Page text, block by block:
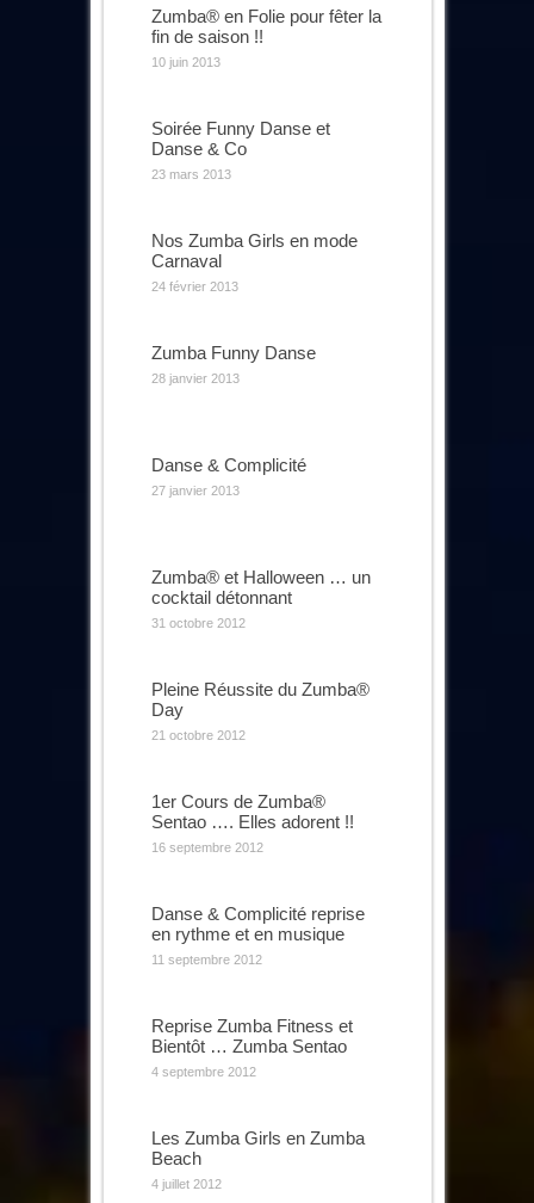
Zumba® en Folie pour fêter la
fin de saison !!
10 juin 2013
Soirée Funny Danse et
Danse & Co
23 mars 2013
Nos Zumba Girls en mode
Carnaval
24 février 2013
Zumba Funny Danse
28 janvier 2013
Danse & Complicité
27 janvier 2013
Zumba® et Halloween … un
cocktail détonnant
31 octobre 2012
Pleine Réussite du Zumba®
Day
21 octobre 2012
1er Cours de Zumba®
Sentao …. Elles adorent !!
16 septembre 2012
Danse & Complicité reprise
en rythme et en musique
11 septembre 2012
Reprise Zumba Fitness et
Bientôt … Zumba Sentao
4 septembre 2012
Les Zumba Girls en Zumba
Beach
4 juillet 2012